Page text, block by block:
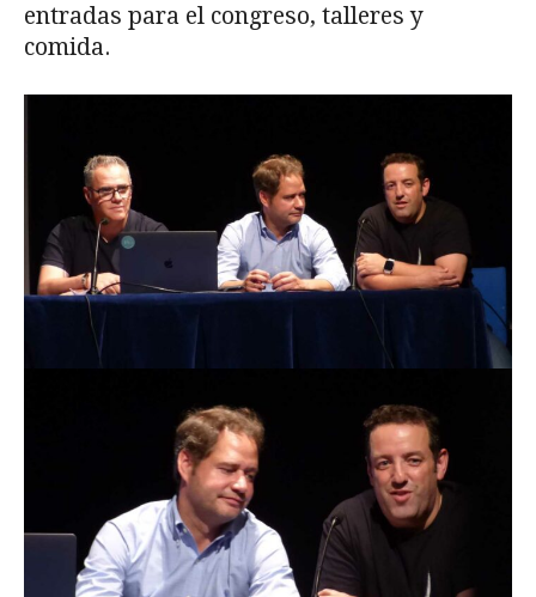
entradas para el congreso, talleres y
comida.